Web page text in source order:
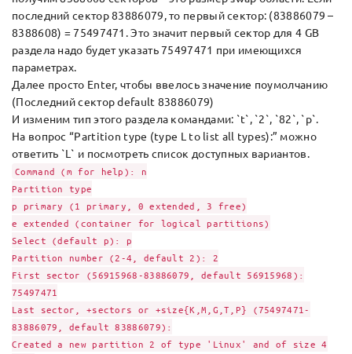
последний сектор 83886079, то первый сектор: (83886079 –
8388608) = 75497471. Это значит первый сектор для 4 GB
раздела надо будет указать 75497471 при имеющихся
параметрах.
Далее просто Enter, чтобы ввелось значение поумолчанию
(Последний сектор default 83886079)
И изменим тип этого раздела командами: `t`, `2`, `82`, `p`.
На вопрос “Partition type (type L to list all types):” можно
ответить `L` и посмотреть список доступных вариантов.
Command (m for help): n
Partition type
p primary (1 primary, 0 extended, 3 free)
e extended (container for logical partitions)
Select (default p): p
Partition number (2-4, default 2): 2
First sector (56915968-83886079, default 56915968):
75497471
Last sector, +sectors or +size{K,M,G,T,P} (75497471-
83886079, default 83886079):
Created a new partition 2 of type 'Linux' and of size 4